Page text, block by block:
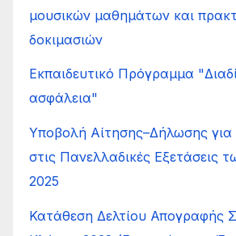
μουσικών μαθημάτων και
δοκιμασιών
Εκπαιδευτικό Πρόγραμμα
ασφάλεια"
Υποβολή Αίτησης–Δήλωσης
στις Πανελλαδικές Εξετάσεις
2025
Κατάθεση Δελτίου Απογραφής